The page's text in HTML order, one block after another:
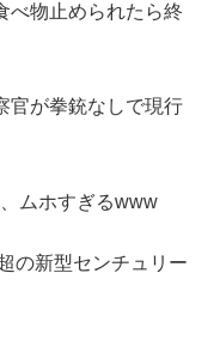
べ物止められたら終
官が拳銃なしで現行
ムホすぎるwww
の新型センチュリー